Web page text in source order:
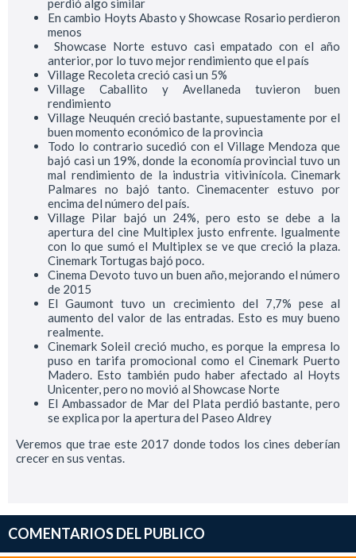
perdió algo similar
En cambio Hoyts Abasto y Showcase Rosario perdieron
menos
Showcase Norte estuvo casi empatado con el año
anterior, por lo tuvo mejor rendimiento que el país
Village Recoleta creció casi un 5%
Village Caballito y Avellaneda tuvieron buen
rendimiento
Village Neuquén creció bastante, supuestamente por el
buen momento económico de la provincia
Todo lo contrario sucedió con el Village Mendoza que
bajó casi un 19%, donde la economía provincial tuvo un
mal rendimiento de la industria vitivinícola. Cinemark
Palmares no bajó tanto. Cinemacenter estuvo por
encima del número del país.
Village Pilar bajó un 24%, pero esto se debe a la
apertura del cine Multiplex justo enfrente. Igualmente
con lo que sumó el Multiplex se ve que creció la plaza.
Cinemark Tortugas bajó poco.
Cinema Devoto tuvo un buen año, mejorando el número
de 2015
El Gaumont tuvo un crecimiento del 7,7% pese al
aumento del valor de las entradas. Esto es muy bueno
realmente.
Cinemark Soleil creció mucho, es porque la empresa lo
puso en tarifa promocional como el Cinemark Puerto
Madero. Esto también pudo haber afectado al Hoyts
Unicenter, pero no movió al Showcase Norte
El Ambassador de Mar del Plata perdió bastante, pero
se explica por la apertura del Paseo Aldrey
Veremos que trae este 2017 donde todos los cines deberían
crecer en sus ventas.
COMENTARIOS DEL PUBLICO